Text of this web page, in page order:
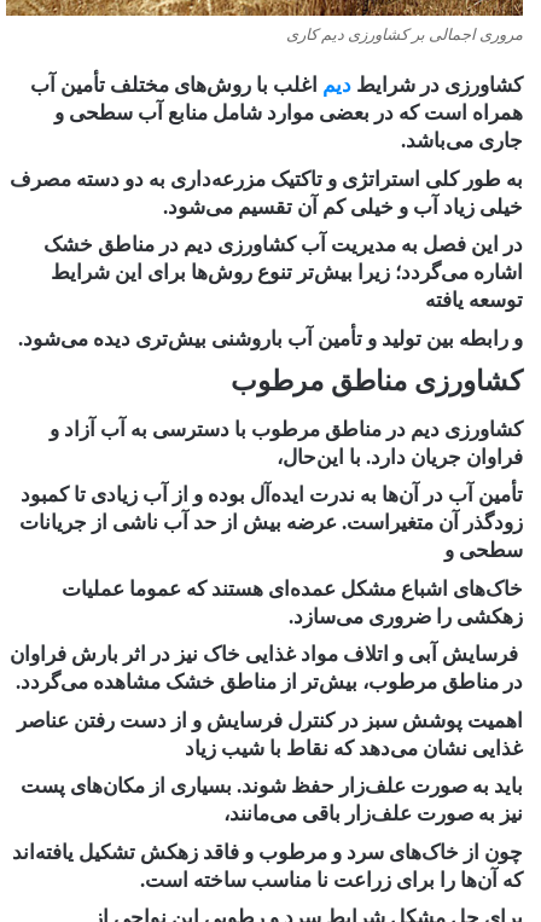
مروری اجمالی بر کشاورزی دیم کاری
کشاورزی در شرایط دیم اغلب با روش‌های مختلف تأمین آب
همراه است که در بعضی موارد شامل منابع آب ‏سطحی و
جاری می‌باشد.
به طور کلی استراتژی و تاکتیک مزرعه‌داری به دو دسته مصرف
خیلی زیاد آب و خیلی ‏کم آن تقسیم می‌شود.
در این فصل به مدیریت آب کشاورزی دیم در مناطق خشک
اشاره می‌گردد؛ زیرا بیش‌تر تنوع ‏روش‌ها برای این شرایط
توسعه یافته‌
و رابطه بین تولید و تأمین آب باروشنی بیش‌تری دیده می‌شود.
کشاورزی ‏مناطق مرطوب
کشاورزی دیم در مناطق مرطوب با دسترسی به آب آزاد و
فراوان جریان دارد. با این‌حال،
تأمین آب در آن‌ها به ‏ندرت ایده‌آل بوده و از آب زیادی تا کمبود
زودگذر آن متغیراست. عرضه بیش از حد آب ناشی از جریانات
‏سطحی و
خاک‌های اشباع مشکل عمده‌ای هستند که عموما عملیات
زهکشی را ضروری می‌سازد.‏
‏ فرسایش آبی و اتلاف مواد غذایی خاک نیز در اثر بارش فراوان
در مناطق مرطوب، بیش‌تر از مناطق خشک ‏مشاهده می‌گردد.
اهمیت پوشش سبز در کنترل فرسایش و از دست رفتن عناصر
غذایی نشان می‌دهد که نقاط با ‏شیب زیاد
باید به صورت علف‌زار حفظ شوند. بسیاری از مکان‌های پست
نیز به صورت علف‌زار باقی می‌مانند،
‏چون از خاک‌های سرد و مرطوب و فاقد زهکش تشکیل یافته‌اند
که آن‌ها را برای زراعت نا مناسب ساخته‌ است. ‏